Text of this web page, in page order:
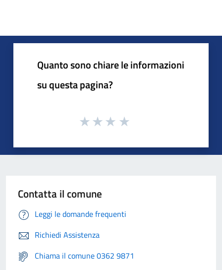
Quanto sono chiare le informazioni
su questa pagina?
Contatta il comune
Leggi le domande frequenti
Richiedi Assistenza
Chiama il comune 0362 9871